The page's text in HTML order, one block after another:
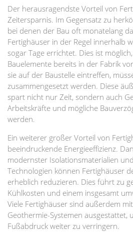
Der herausragendste Vorteil von
Zeitersparnis. Im Gegensatz zu
bei denen der Bau oft monatelang
Fertighäuser in der Regel innerhalb
sogar Tage errichtet. Dies ist
Bauelemente bereits in der Fabrik
sie auf der Baustelle eintreffen,
zusammengesetzt werden. Diese
spart nicht nur Zeit, sondern auch
Arbeitskräfte und mögliche
werden.
Ein weiterer großer Vorteil von
beeindruckende Energieeffizienz.
modernster Isolationsmaterialien
Technologien können Fertighäuser
erheblich reduzieren. Dies führt zu
Kühlkosten und einem insgesamt
Viele Fertighäuser sind außerdem
Geothermie-Systemen ausgestattet,
Fußabdruck weiter zu verringern.